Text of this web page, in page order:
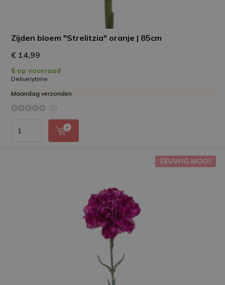
Zijden bloem "Strelitzia" oranje | 85cm
€ 14,99
6 op voorraad
Deliverytime
Maandag verzonden
(0)
EEUWIG MOOI